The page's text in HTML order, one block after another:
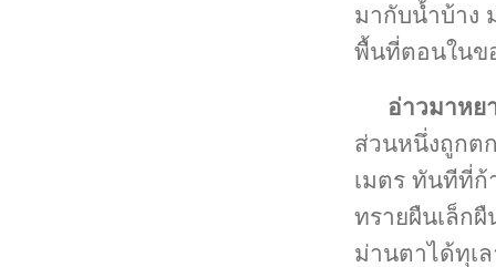
มากับน้ำบ้าง
พื้นที่ตอนในข
อ่าวมาหย
ส่วนหนึ่งถูกต
เมตร ทันทีที่ก้
ทรายผืนเล็ก
ม่านตาได้ทุเ